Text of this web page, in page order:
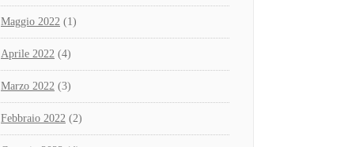
Maggio 2022 (1)
Aprile 2022 (4)
Marzo 2022 (3)
Febbraio 2022 (2)